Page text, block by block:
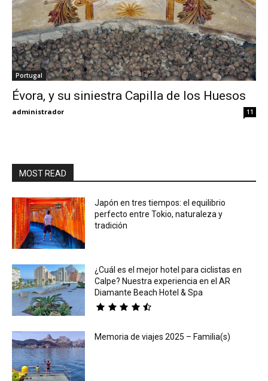
Portugal
Évora, y su siniestra Capilla de los Huesos
administrador 11
MOST READ
Japón en tres tiempos: el equilibrio
perfecto entre Tokio, naturaleza y
tradición
¿Cuál es el mejor hotel para ciclistas en
Calpe? Nuestra experiencia en el AR
Diamante Beach Hotel & Spa
Memoria de viajes 2025 – Familia(s)